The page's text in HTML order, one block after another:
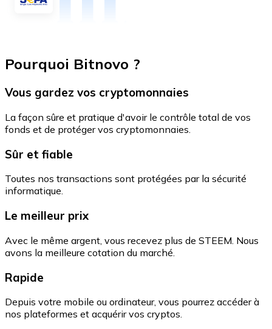
Pourquoi Bitnovo ?
Vous gardez vos cryptomonnaies
La façon sûre et pratique d'avoir le contrôle total de vos
fonds et de protéger vos cryptomonnaies.
Sûr et fiable
Toutes nos transactions sont protégées par la sécurité
informatique.
Le meilleur prix
Avec le même argent, vous recevez plus de STEEM. Nous
avons la meilleure cotation du marché.
Rapide
Depuis votre mobile ou ordinateur, vous pourrez accéder à
nos plateformes et acquérir vos cryptos.